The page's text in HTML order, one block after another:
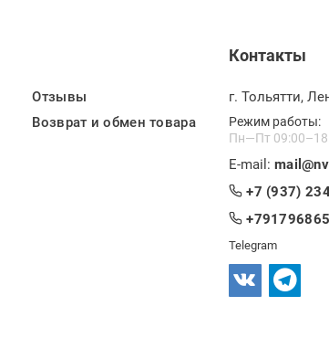
Отзывы
Возврат и обмен товара
Контакты
г. Тольятти,
Режим работы:
Пн—Пт
E-mail:
+7 (937)
Telegram